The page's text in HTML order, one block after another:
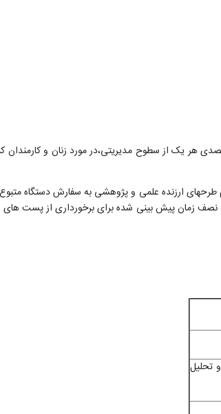
طرحهای ارزنده علمی و پژوهشی به سفارش دستگاه
به نصف زمان پیش بینی شده برای برخورداری از پست
تحلیل